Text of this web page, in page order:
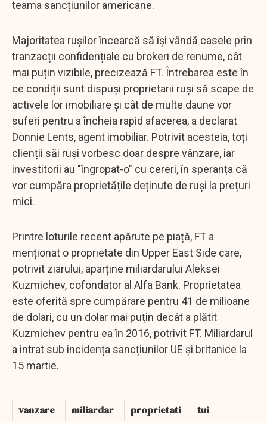
teama sancțiunilor americane.
Majoritatea rușilor încearcă să își vândă casele prin
tranzacții confidențiale cu brokeri de renume, cât
mai puțin vizibile, precizează FT. Întrebarea este în
ce condiții sunt dispuși proprietarii ruși să scape de
activele lor imobiliare și cât de multe daune vor
suferi pentru a încheia rapid afacerea, a declarat
Donnie Lents, agent imobiliar. Potrivit acesteia, toți
clienții săi ruși vorbesc doar despre vânzare, iar
investitorii au "îngropat-o" cu cereri, în speranța că
vor cumpăra proprietățile deținute de ruși la prețuri
mici.
Printre loturile recent apărute pe piață, FT a
menționat o proprietate din Upper East Side care,
potrivit ziarului, aparține miliardarului Aleksei
Kuzmichev, cofondator al Alfa Bank. Proprietatea
este oferită spre cumpărare pentru 41 de milioane
de dolari, cu un dolar mai puțin decât a plătit
Kuzmichev pentru ea în 2016, potrivit FT. Miliardarul
a intrat sub incidența sancțiunilor UE și britanice la
15 martie.
vanzare miliardar proprietati tui